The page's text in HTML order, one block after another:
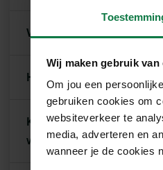
Wij maken gebruik van
Om jou een
gebruiken cookies om
websiteverkeer te
media, adverteren en
wanneer je de cookies
Wat is/doet MyParcel?
Hoe zwaar mag een
Kan ik gebruik maken
websoftware?